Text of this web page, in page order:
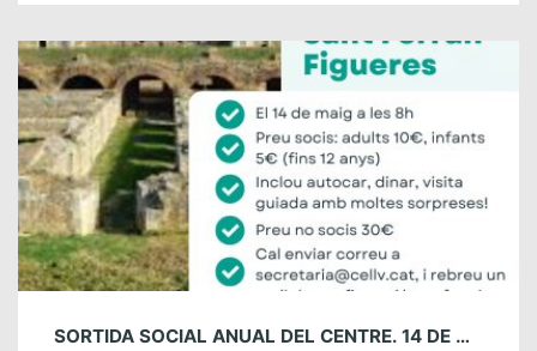
SORTIDA SOCIAL ANUAL DEL CENTRE. 14 DE MAIG.